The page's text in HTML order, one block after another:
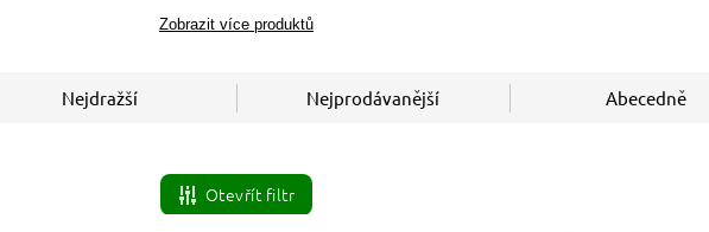
Zobrazit více produktů
Nejdražší Nejprodávanější Abecedně
Otevřít filtr